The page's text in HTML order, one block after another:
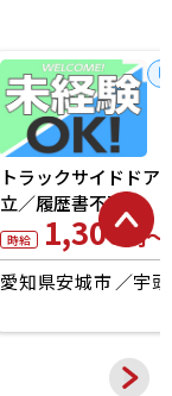
航空機部品の穴あけ
搬/日払いOK
時給 1,600 円～
愛知県弥富市 金